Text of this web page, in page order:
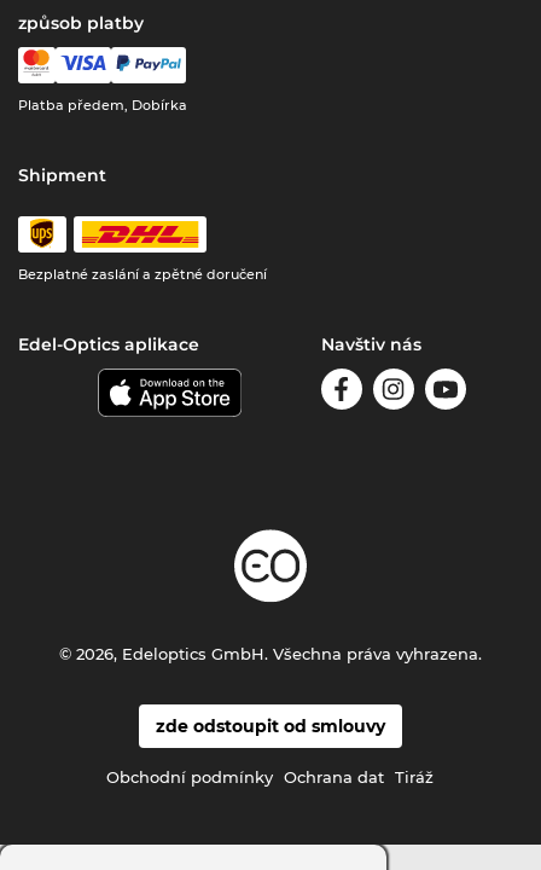
způsob platby
Platba předem, Dobírka
Shipment
Bezplatné zaslání a zpětné doručení
Edel-Optics aplikace Navštiv nás
zde odstoupit od smlouvy
Obchodní podmínky Ochrana dat Tiráž
© 2026, Edeloptics GmbH. Všechna práva vyhrazena.